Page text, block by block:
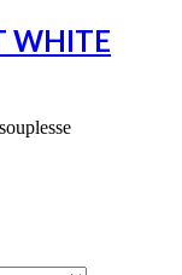
WHITE